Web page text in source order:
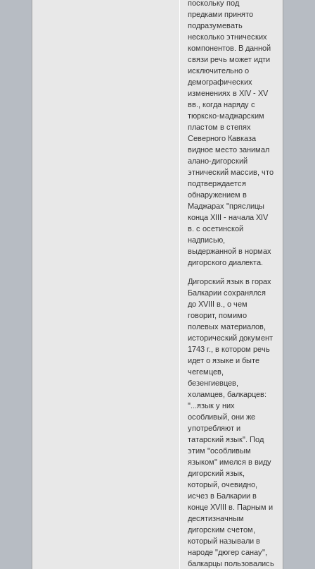
поскольку под
предками принято
подразумевать
несколько этнических
компонентов. В данной
связи речь может идти
исключительно о
демографических
изменениях в XIV - XV
вв., когда наряду с
тюркско-маджарским
пластом в степях
Северного Кавказа
видное место занимал
алано-дигорский
этнический массив, что
подтверждается
обнаружением в
Маджарах "пряслицы
конца XIII - начала XIV
в. с осетинской
надписью,
выдержанной в нормах
дигорского диалекта.
Дигорский язык в горах
Балкарии сохранялся
до XVIII в., о чем
говорит, помимо
полевых материалов,
исторический документ
1743 г., в котором речь
идет о языке и быте
чегемцев,
безенгиевцев,
холамцев, балкарцев:
"...язык у них
особливый, они же
употребляют и
татарский язык". Под
этим "особливым
языком" имелся в виду
дигорский язык,
который, очевидно,
исчез в Балкарии в
конце XVIII в. Парным и
десятизначным
дигорским счетом,
который называли в
народе "дюгер санау",
балкарцы пользовались